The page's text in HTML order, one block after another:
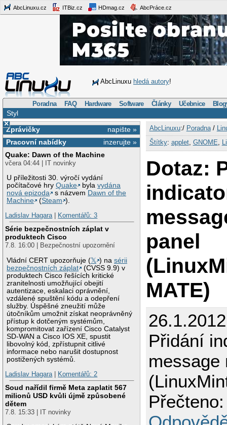
AbcLinuxu.cz ITBiz.cz HDmag.cz AbcPráce.cz
AbcLinuxu hledá autory!
Poradna FAQ Hardware Software Články Učebnice
Styl
×
napište »
Zprávičky
inzerujte »
Pracovní nabídky
Quake: Dawn of the Machine
včera 04:44 | IT novinky
U příležitosti 30. výročí vydání
počítačové hryQuake bylavydána
nová epizoda
s názvem Dawn of the
Machine
(Steam ).
Ladislav Hagara| Komentářů: 3
Série bezpečnostních záplat v
produktech Cisco
7.8. 16:00 | Bezpečnostní upozornění
Vládní CERT upozorňuje (𝕏 ) nasérii
bezpečnostních záplat
(CVSS 9.9) v
produktech Cisco řešících kritické
zranitelnosti umožňující obejití
autentizace, eskalaci oprávnění,
vzdálené spuštění kódu a odepření
služby. Úspěšné zneužití může
útočníkům umožnit získat neoprávněný
přístup k dotčeným systémům,
kompromitovat zařízení Cisco Catalyst
SD-WAN a Cisco IOS XE, spustit
libovolný kód, zpřístupnit citlivé
informace nebo narušit dostupnost
postižených systémů.
Ladislav Hagara| Komentářů: 2
Soud nařídil firmě Meta zaplatit 567
milionů USD kvůli újmě způsobené
dětem
7.8. 15:33 | IT novinky
AbcLinuxu:/ Poradna/
Štítky: applet, GNOME
Dotaz:
panel
MATE)
Přidání
message